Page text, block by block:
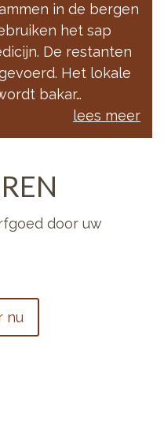
in de bergen
het sap
De restanten
Het lokale
bakar…
lees meer
door uw
nu